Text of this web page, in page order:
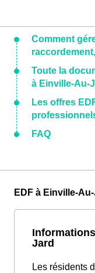
Comment
Toute la
à Einville-Au-
Les offres
FAQ
EDF à Einville-
Jard
Les résidents